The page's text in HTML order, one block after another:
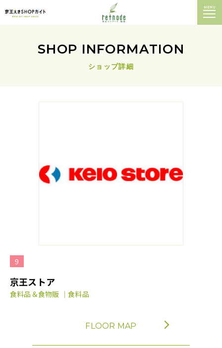
MENU
SHOP INFORMATION
ショップ詳細
9
京王ストア
食料品＆食物販 ｜食料品
FLOOR MAP